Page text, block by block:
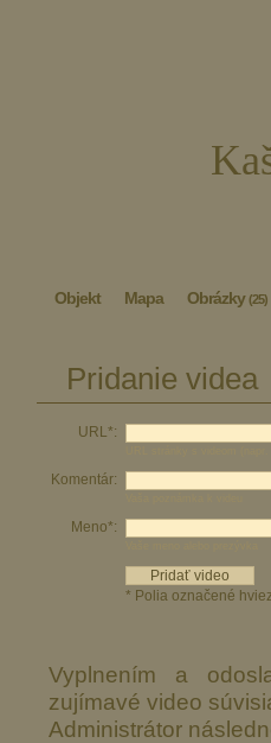
Objekt Mapa Obrázky(25)
Pridanie videa
URL*:
Komentár:
Meno*:
* Polia označené
Vyplnením a
zujímavé video
Administrátor